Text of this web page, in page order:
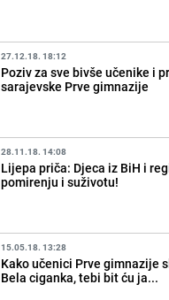
27.12.18. 18:12
Poziv za sve bivše učenike i
sarajevske Prve gimnazije
28.11.18. 14:08
Lijepa priča: Djeca iz BiH i
pomirenju i suživotu!
15.05.18. 13:28
Kako učenici Prve gimnazije
Bela ciganka, tebi bit ću ja...